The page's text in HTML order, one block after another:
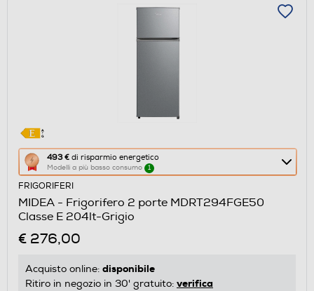
493 € di risparmio energetico
Modelli a più basso consumo 1
Questa
azione
aprirà
il
Calcolatore
di
energetico
FRIGORIFERI
MIDEA - Frigorifero 2 porte MDRT294FGE50
Classe E 204lt-Grigio
€ 276,00
Acquisto online: disponibile
Ritiro in negozio in 30' gratuito: verifica